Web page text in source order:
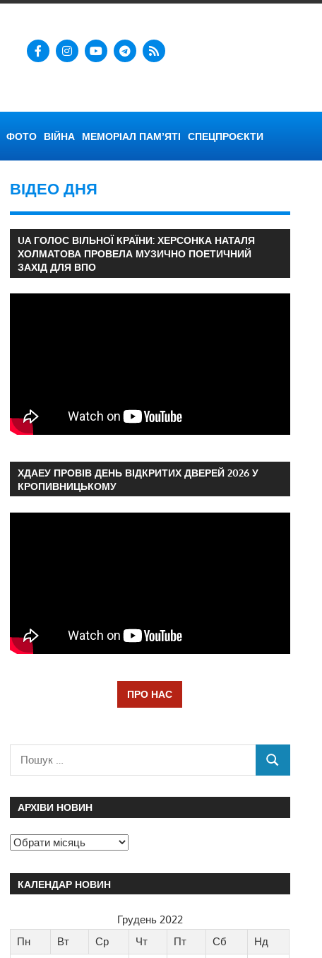
ФОТО ВІЙНА МЕМОРІАЛ ПАМ’ЯТІ СПЕЦПРОЄКТИ
ВІДЕО ДНЯ
UA ГОЛОС ВІЛЬНОЇ КРАЇНИ: ХЕРСОНКА НАТАЛЯ
ХОЛМАТОВА ПРОВЕЛА МУЗИЧНО ПОЕТИЧНИЙ
ЗАХІД ДЛЯ ВПО
ХДАЕУ ПРОВІВ ДЕНЬ ВІДКРИТИХ ДВЕРЕЙ 2026 У
КРОПИВНИЦЬКОМУ
ПРО НАС
АРХІВИ НОВИН
КАЛЕНДАР НОВИН
Грудень 2022
Пн
Вт Ср Чт Пт Сб
Нд